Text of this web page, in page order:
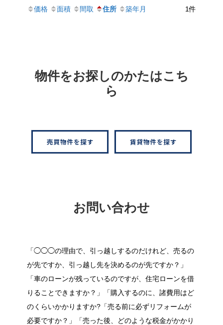
価格 面積 間取 住所 築年月 1件
物件をお探しのかたはこち
ら
お問い合わせ
「◯◯◯の理由で、引っ越しするのだけれど、売るの
が先ですか、引っ越し先を決めるのが先ですか？」
「車のローンが残っているのですが、住宅ローンを借
りることできますか？」「購入するのに、諸費用はど
のくらいかかりますか?「売る前に必ずリフォームが
必要ですか？」「売った後、どのような税金がかかり